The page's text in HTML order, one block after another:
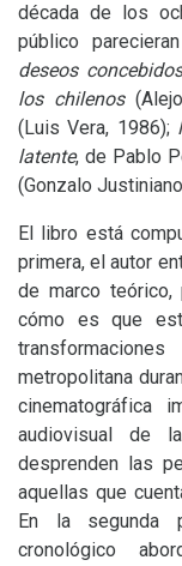
década de los
público
deseos
los chilenos
(Luis Vera, 1986);
latente, de Pablo
(Gonzalo
El libro está
primera, el autor
de marco teórico,
cómo es que
metropolitana
cinematográfica
audiovisual de
desprenden las
aquellas que
En la segunda
cronológico